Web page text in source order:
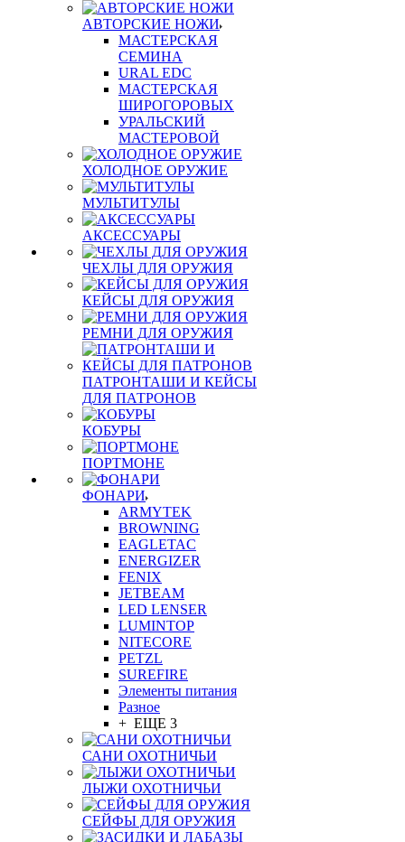
АВТОРСКИЕ НОЖИ
МАСТЕРСКАЯ
СЕМИНА
URAL EDC
МАСТЕРСКАЯ
ШИРОГОРОВЫХ
УРАЛЬСКИЙ
МАСТЕРОВОЙ
ХОЛОДНОЕ ОРУЖИЕ
МУЛЬТИТУЛЫ
АКСЕССУАРЫ
ЧЕХЛЫ ДЛЯ ОРУЖИЯ
КЕЙСЫ ДЛЯ ОРУЖИЯ
РЕМНИ ДЛЯ ОРУЖИЯ
ПАТРОНТАШИ И КЕЙСЫ
ДЛЯ ПАТРОНОВ
КОБУРЫ
ПОРТМОНЕ
ФОНАРИ
ARMYTEK
BROWNING
EAGLETAC
ENERGIZER
FENIX
JETBEAM
LED LENSER
LUMINTOP
NITECORE
PETZL
SUREFIRE
Элементы питания
Разное
+ ЕЩЕ 3
САНИ ОХОТНИЧЬИ
ЛЫЖИ ОХОТНИЧЬИ
СЕЙФЫ ДЛЯ ОРУЖИЯ